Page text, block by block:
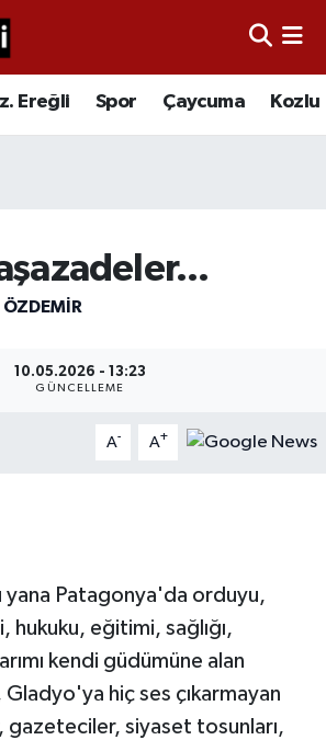
Ereğli Spor Çaycuma Kozlu
ÖZDEMIR
10.05.2026 - 13:23
GÜNCELLEME
A- A+
yana Patagonya'da orduyu,
hukuku, eğitimi, sağlığı,
kendi güdümüne alan
hiç ses çıkarmayan
gazeteciler, siyaset tosunları,
Durumu
Durumu ve Fikstür